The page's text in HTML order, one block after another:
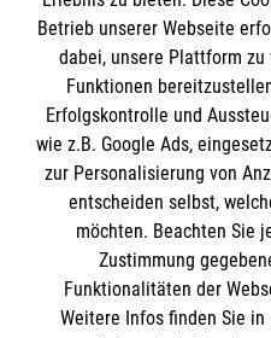
Lesen Siehierden
der Kliniken in der
Operation ist meist
Einrichtung
Betrieb unserer Webseite
dabei, unsere Plattform
Funktionen
Erfolgskontrolle und
wie z.B. Google Ads,
zur Personalisierung von
entscheiden selbst,
möchten. Beachten Sie
Zustimmung
Funktionalitäten der
Weitere Infos finden Sie